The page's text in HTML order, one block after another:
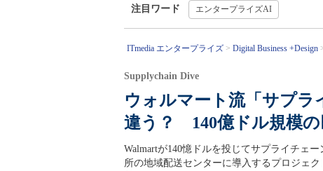
注目ワード エンタープライズAI
ITmedia エンタープライズ Digital Business +Design
ウォルマート流「サプ
違う？ 140億ドル規模の
Supplychain Dive
Walmartが140憶ドルを投じてサプライチェ
所の地域配送センターに導入するプロジェ